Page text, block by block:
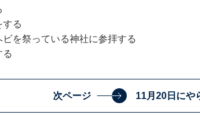
する
ビを祭っている神社に参拝する
る
次ページ 11月20日にや